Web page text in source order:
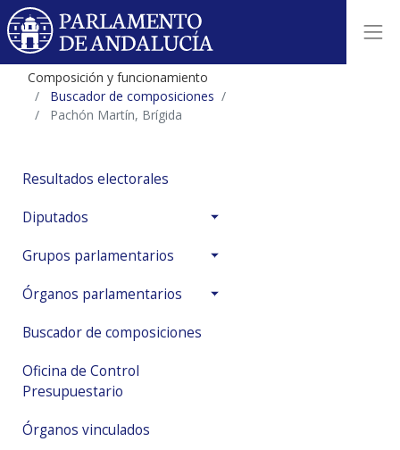
Composición y funcionamiento
Buscador de composiciones
Pachón Martín, Brígida
Resultados electorales
Diputados
Grupos parlamentarios
Órganos parlamentarios
Buscador de composiciones
Oficina de Control
Presupuestario
Órganos vinculados